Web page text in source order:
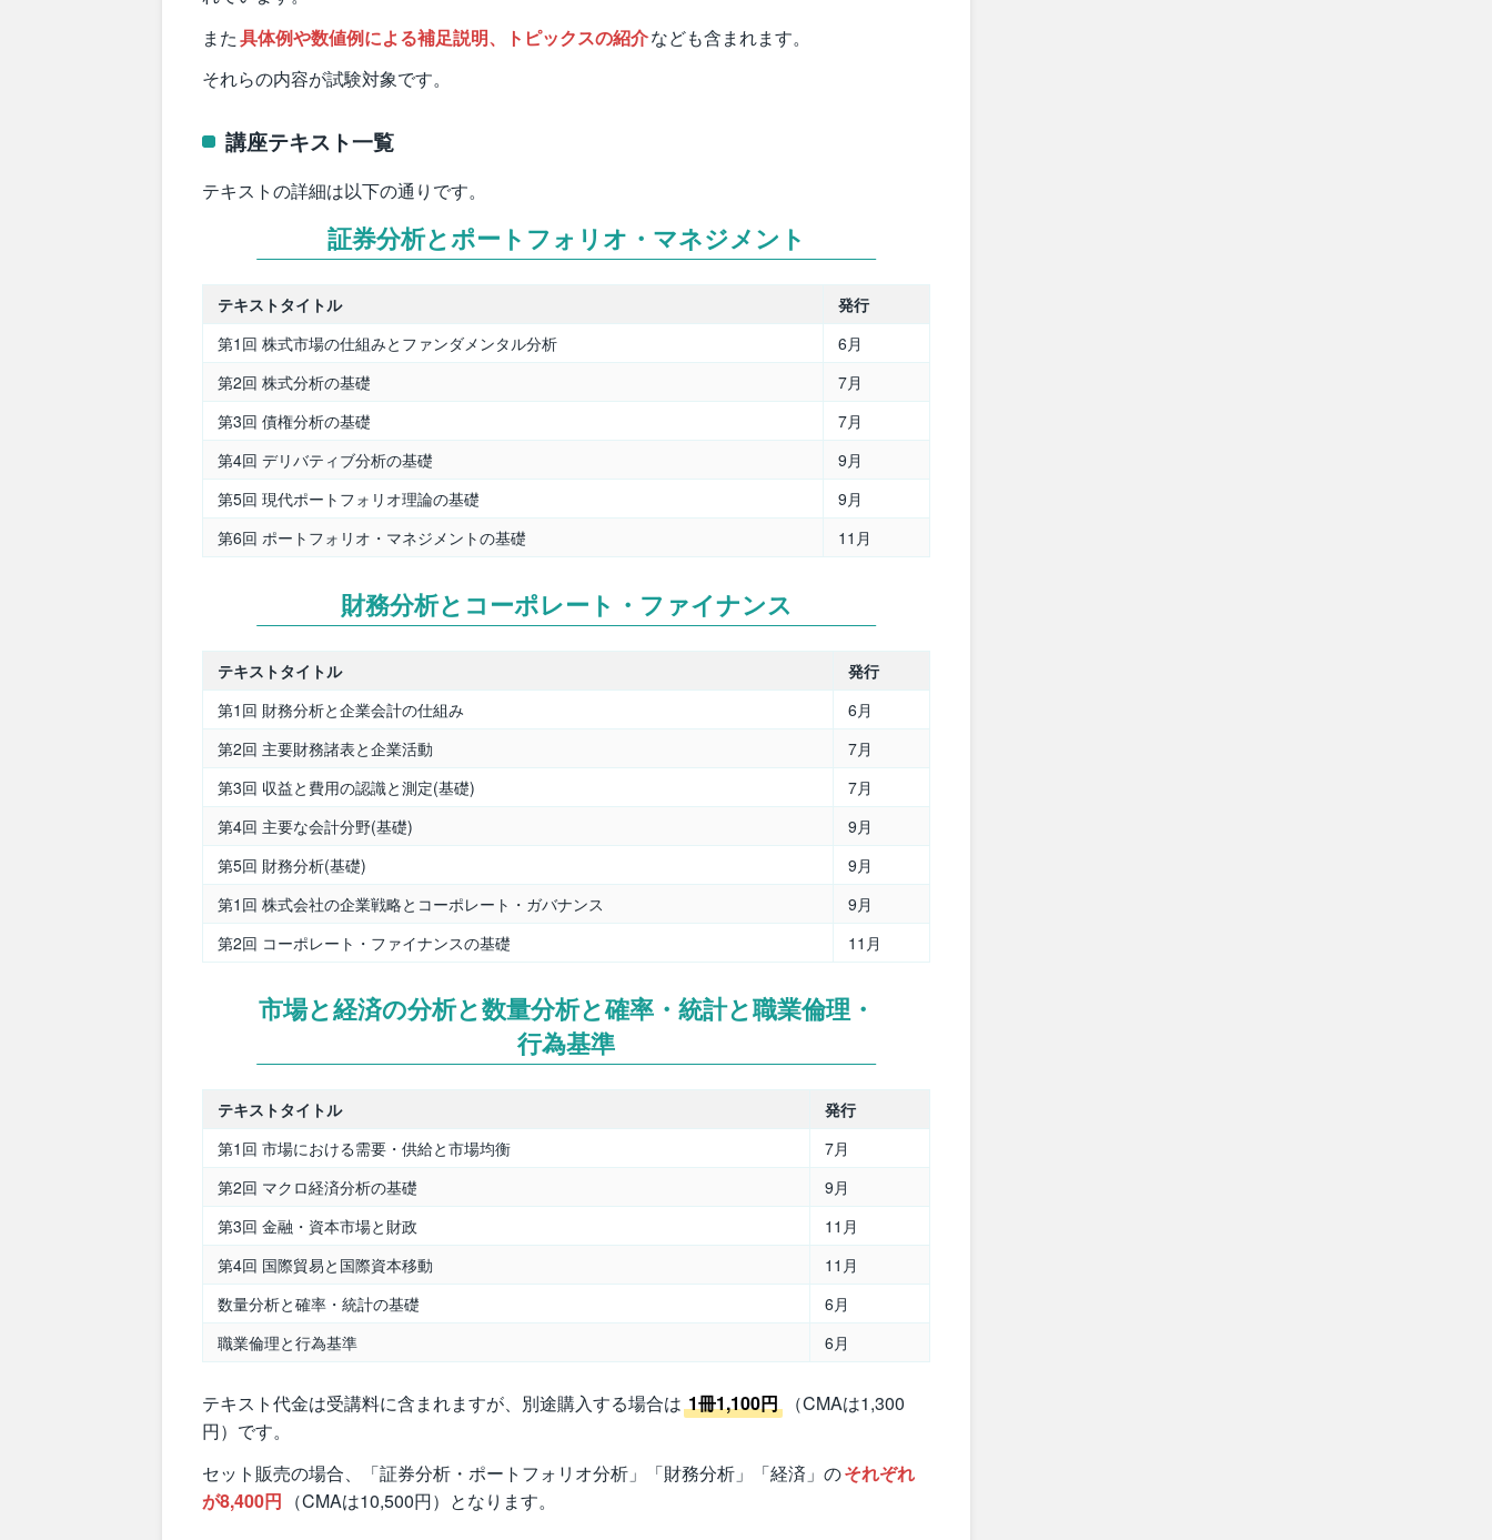
また具体例や数値例による補足説明、トピックスの紹介なども含まれます。
それらの内容が試験対象です。
講座テキスト一覧
テキストの詳細は以下の通りです。
証券分析とポートフォリオ・マネジメント
テキストタイトル
発行
第1回 株式市場の仕組みとファンダメンタル分析
6月
第2回 株式分析の基礎
7月
第3回 債権分析の基礎
7月
第4回 デリバティブ分析の基礎
9月
第5回 現代ポートフォリオ理論の基礎
9月
第6回 ポートフォリオ・マネジメントの基礎
11月
財務分析とコーポレート・ファイナンス
テキストタイトル
発行
第1回 財務分析と企業会計の仕組み
6月
第2回 主要財務諸表と企業活動
7月
第3回 収益と費用の認識と測定(基礎)
7月
第4回 主要な会計分野(基礎)
9月
第5回 財務分析(基礎)
9月
第1回 株式会社の企業戦略とコーポレート・ガバナンス
9月
第2回 コーポレート・ファイナンスの基礎
11月
市場と経済の分析と数量分析と確率・統計と職業倫理・
行為基準
テキストタイトル
発行
第1回 市場における需要・供給と市場均衡
7月
第2回 マクロ経済分析の基礎
9月
第3回 金融・資本市場と財政
11月
第4回 国際貿易と国際資本移動
11月
数量分析と確率・統計の基礎
6月
職業倫理と行為基準
6月
テキスト代金は受講料に含まれますが、別途購入する場合は 1冊1,100円
（CMAは1,300
円）です。
セット販売の場合、「証券分析・ポートフォリオ分析」「財務分析」「経済」のそれぞれ
が8,400円 （CMAは10,500円）となります。